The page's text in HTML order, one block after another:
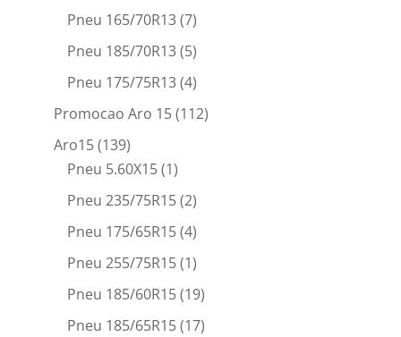
Pneu 165/70R13(7)
Pneu 185/70R13(5)
Pneu 175/75R13(4)
Promocao Aro 15(112)
Aro15(139)
Pneu 5.60X15(1)
Pneu 235/75R15(2)
Pneu 175/65R15(4)
Pneu 255/75R15(1)
Pneu 185/60R15(19)
Pneu 185/65R15(17)